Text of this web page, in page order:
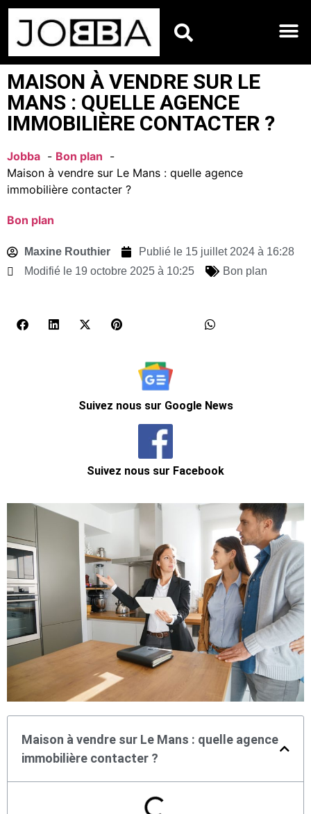
MAISON À VENDRE SUR LE
MANS : QUELLE AGENCE
IMMOBILIÈRE CONTACTER ?
Jobba
Bon plan
Maison à vendre sur Le Mans : quelle agence
immobilière contacter ?
Bon plan
Maxine Routhier Publié le 15 juillet 2024 à 16:28
Modifié le 19 octobre 2025 à 10:25
Bon plan
Suivez nous sur Google News
Suivez nous sur Facebook
Maison à vendre sur Le Mans : quelle agence
immobilière contacter ?